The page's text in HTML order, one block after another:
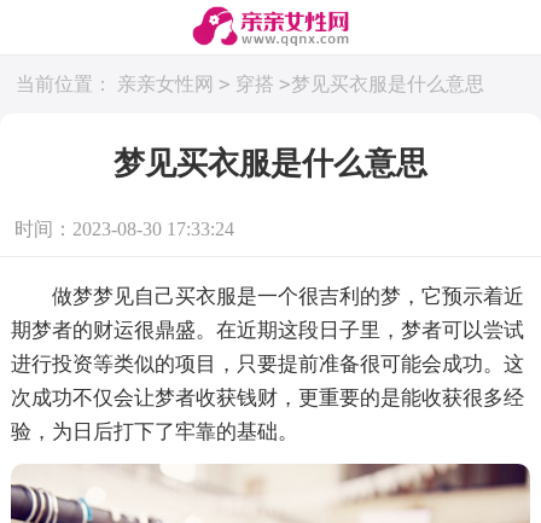
当前位置： 亲亲女性网 > 穿搭 >梦见买衣服是什么意思
梦见买衣服是什么意思
时间：2023-08-30 17:33:24
做梦梦见自己买衣服是一个很吉利的梦，它预示着近
期梦者的财运很鼎盛。在近期这段日子里，梦者可以尝试
进行投资等类似的项目，只要提前准备很可能会成功。这
次成功不仅会让梦者收获钱财，更重要的是能收获很多经
验，为日后打下了牢靠的基础。